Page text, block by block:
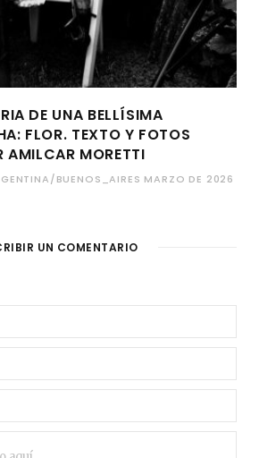
DE UNA BELLÍSIMA
FLOR. TEXTO Y FOTOS
AMILCAR MORETTI
BUENOS_AIRES MARZO DE 2026
UN COMENTARIO